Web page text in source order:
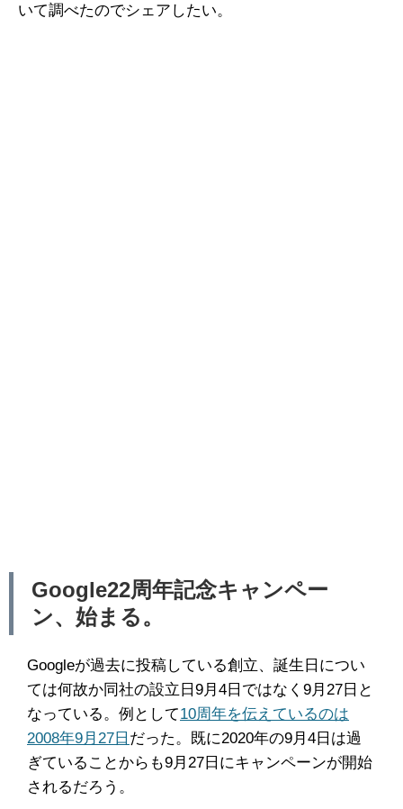
いて調べたのでシェアしたい。
Google22周年記念キャンペー
ン、始まる。
Googleが過去に投稿している創立、誕生日につい
ては何故か同社の設立日9月4日ではなく9月27日と
なっている。例として10周年を伝えているのは
2008年9月27日 だった。既に2020年の9月4日は過
ぎていることからも9月27日にキャンペーンが開始
されるだろう。